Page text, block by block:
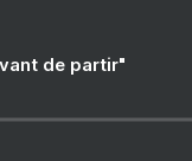
de partir"